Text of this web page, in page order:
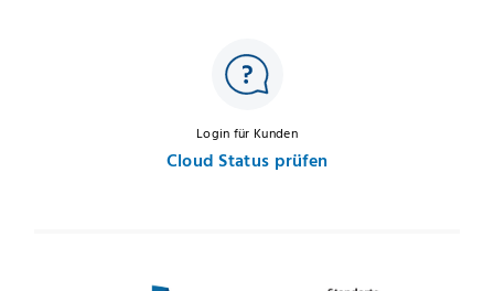
Login für Kunden
Cloud Status prüfen